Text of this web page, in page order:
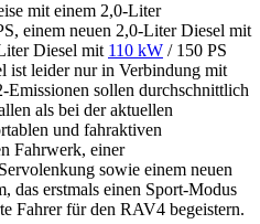
mit einem 2,0-Liter
einem neuen 2,0-Liter Diesel mit
Diesel mit 110 kW / 150 PS
ist leider nur in Verbindung mit
sollen durchschnittlich
als bei der aktuellen
und fahraktiven
Fahrwerk, einer
sowie einem neuen
das erstmals einen Sport-Modus
Fahrer für den RAV4 begeistern.